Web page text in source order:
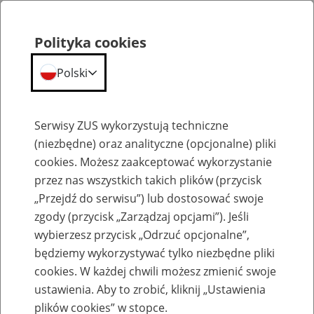
Emerytury
Baza zlikwidowanych lub
przekształconych zakładów pracy
Polityka cookies
Polski
Serwisy ZUS wykorzystują techniczne
(niezbędne) oraz analityczne (opcjonalne) pliki
cookies. Możesz zaakceptować wykorzystanie
przez nas wszystkich takich plików (przycisk
„Przejdź do serwisu”) lub dostosować swoje
zgody (przycisk „Zarządzaj opcjami”). Jeśli
wybierzesz przycisk „Odrzuć opcjonalne”,
będziemy wykorzystywać tylko niezbędne pliki
cookies. W każdej chwili możesz zmienić swoje
ustawienia. Aby to zrobić, kliknij „Ustawienia
plików cookies” w stopce.